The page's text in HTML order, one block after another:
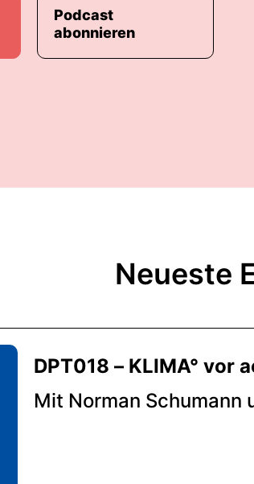
Podcast
abonnieren
Neueste